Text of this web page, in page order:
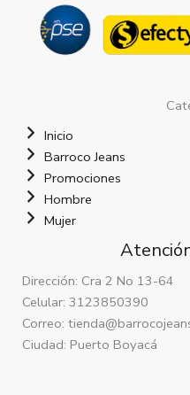
Inicio
Barroco Jeans
Promociones
Hombre
Mujer
Dirección: Cra 2 No 13-64
Celular: 3123850390
Correo:
Ciudad: Puerto Boyacá